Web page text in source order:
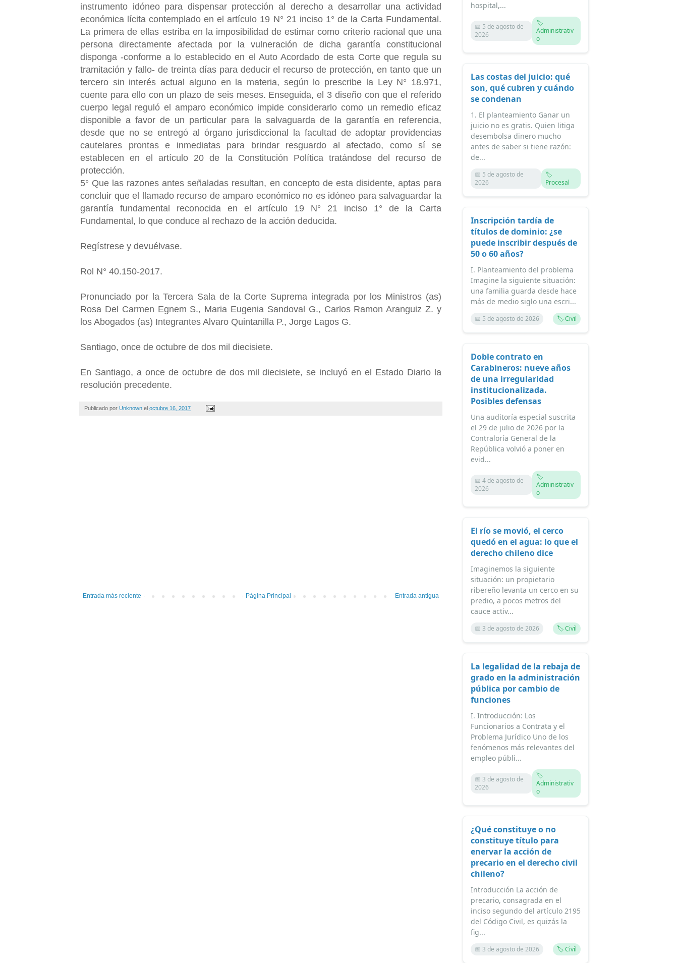
instrumento idóneo para dispensar protección al derecho a desarrollar una actividad
económica lícita contemplado en el artículo 19 N° 21 inciso 1° de la Carta Fundamental.
La primera de ellas estriba en la imposibilidad de estimar como criterio racional que una
persona directamente afectada por la vulneración de dicha garantía constitucional
disponga -conforme a lo establecido en el Auto Acordado de esta Corte que regula su
tramitación y fallo- de treinta días para deducir el recurso de protección, en tanto que un
tercero sin interés actual alguno en la materia, según lo prescribe la Ley N° 18.971,
cuente para ello con un plazo de seis meses. Enseguida, el 3 diseño con que el referido
cuerpo legal reguló el amparo económico impide considerarlo como un remedio eficaz
disponible a favor de un particular para la salvaguarda de la garantía en referencia,
desde que no se entregó al órgano jurisdiccional la facultad de adoptar providencias
cautelares prontas e inmediatas para brindar resguardo al afectado, como sí se
establecen en el artículo 20 de la Constitución Política tratándose del recurso de
protección.
5° Que las razones antes señaladas resultan, en concepto de esta disidente, aptas para
concluir que el llamado recurso de amparo económico no es idóneo para salvaguardar la
garantía fundamental reconocida en el artículo 19 N° 21 inciso 1° de la Carta
Fundamental, lo que conduce al rechazo de la acción deducida.
Regístrese y devuélvase.
Rol N° 40.150-2017.
Pronunciado por la Tercera Sala de la Corte Suprema integrada por los Ministros (as)
Rosa Del Carmen Egnem S., Maria Eugenia Sandoval G., Carlos Ramon Aranguiz Z. y
los Abogados (as) Integrantes Alvaro Quintanilla P., Jorge Lagos G.
Santiago, once de octubre de dos mil diecisiete.
En Santiago, a once de octubre de dos mil diecisiete, se incluyó en el Estado Diario la
resolución precedente.
Publicado por Unknown el octubre 16, 2017
Entrada más reciente Entrada antigua
Página Principal
hospital,...
📅 5 de agosto de
2026
🏷️
Administrativ
o
Las costas del juicio: qué
son, qué cubren y cuándo
se condenan
1. El planteamiento Ganar un
juicio no es gratis. Quien litiga
desembolsa dinero mucho
antes de saber si tiene razón:
de...
📅 5 de agosto de
2026
🏷️
Procesal
Inscripción tardía de
títulos de dominio: ¿se
puede inscribir después de
50 o 60 años?
I. Planteamiento del problema
Imagine la siguiente situación:
una familia guarda desde hace
más de medio siglo una escri...
📅 5 de agosto de 2026 🏷️ Civil
Doble contrato en
Carabineros: nueve años
de una irregularidad
institucionalizada.
Posibles defensas
Una auditoría especial suscrita
el 29 de julio de 2026 por la
Contraloría General de la
República volvió a poner en
evid...
📅 4 de agosto de
2026
🏷️
Administrativ
o
El río se movió, el cerco
quedó en el agua: lo que el
derecho chileno dice
Imaginemos la siguiente
situación: un propietario
ribereño levanta un cerco en su
predio, a pocos metros del
cauce activ...
📅 3 de agosto de 2026 🏷️ Civil
La legalidad de la rebaja de
grado en la administración
pública por cambio de
funciones
I. Introducción: Los
Funcionarios a Contrata y el
Problema Jurídico Uno de los
fenómenos más relevantes del
empleo públi...
📅 3 de agosto de
2026
🏷️
Administrativ
o
¿Qué constituye o no
constituye título para
enervar la acción de
precario en el derecho civil
chileno?
Introducción La acción de
precario, consagrada en el
inciso segundo del artículo 2195
del Código Civil, es quizás la
fig...
📅 3 de agosto de 2026 🏷️ Civil